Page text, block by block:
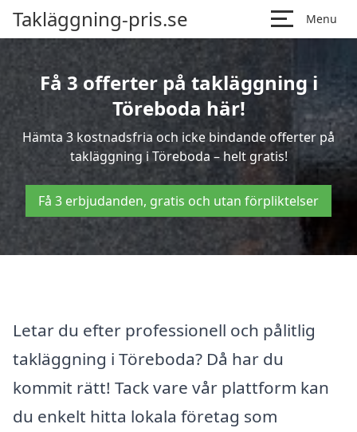
Takläggning-pris.se Menu
Få 3 offerter på takläggning i
Töreboda här!
Hämta 3 kostnadsfria och icke bindande offerter på
takläggning i Töreboda – helt gratis!
Få 3 erbjudanden, gratis och utan förpliktelser
Letar du efter professionell och pålitlig
takläggning i Töreboda? Då har du
kommit rätt! Tack vare vår plattform kan
du enkelt hitta lokala företag som